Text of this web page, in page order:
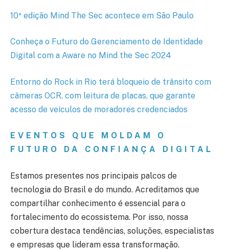
10ª edição Mind The Sec acontece em São Paulo
Conheça o Futuro do Gerenciamento de Identidade
Digital com a Aware no Mind the Sec 2024
Entorno do Rock in Rio terá bloqueio de trânsito com
câmeras OCR, com leitura de placas, que garante
acesso de veículos de moradores credenciados
EVENTOS QUE MOLDAM O
FUTURO DA CONFIANÇA DIGITAL
Estamos presentes nos principais palcos de
tecnologia do Brasil e do mundo. Acreditamos que
compartilhar conhecimento é essencial para o
fortalecimento do ecossistema. Por isso, nossa
cobertura destaca tendências, soluções, especialistas
e empresas que lideram essa transformação.